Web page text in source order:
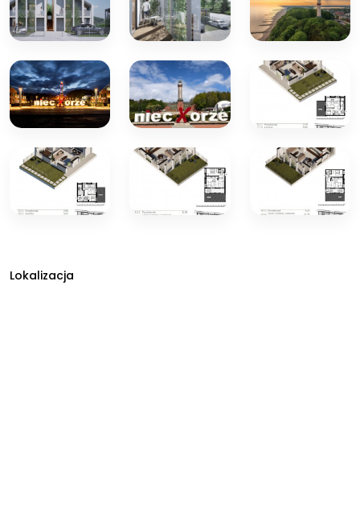
Lokalizacja